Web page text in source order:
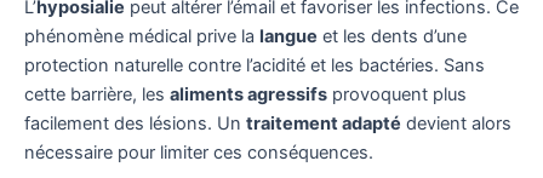
L’hyposialie peut altérer l’émail et favoriser les infections. Ce
phénomène médical prive la langue et les dents d’une
protection naturelle contre l’acidité et les bactéries. Sans
cette barrière, les aliments agressifs provoquent plus
facilement des lésions. Un traitement adapté devient alors
nécessaire pour limiter ces conséquences.